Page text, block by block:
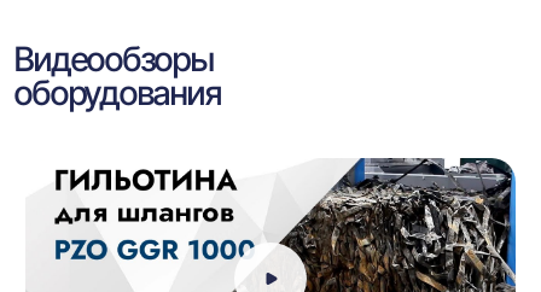
Видеообзоры
оборудования